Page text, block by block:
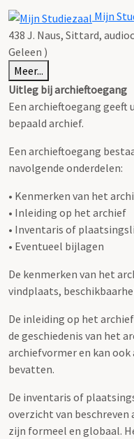
Mijn
438 J. Naus, Sittard,
Geleen )
Meer...
Uitleg bij archieftoegang
Een archieftoegang
bepaald archief.
Een archieftoegang
navolgende onderdelen:
• Kenmerken van het
• Inleiding op het archief
• Inventaris of
• Eventueel bijlagen
De kenmerken van het
vindplaats,
De inleiding op het
de geschiedenis van het
archiefvormer en kan
bevatten.
De inventaris of
overzicht van
zijn formeel en globaal.